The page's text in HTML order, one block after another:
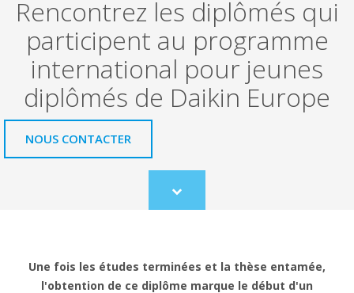
Rencontrez les diplômés qui
participent au programme
international pour jeunes
diplômés de Daikin Europe
NOUS CONTACTER
Scroll
to
Une fois les études terminées et la thèse entamée,
l'obtention de ce diplôme marque le début d'un